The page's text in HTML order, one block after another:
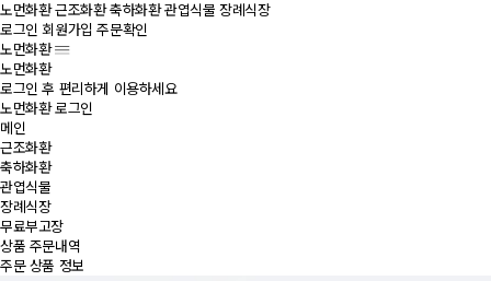
노먼화환근조화환축하화환관엽식물 장례식장
로그인 회원가입 주문확인
노먼화환
노먼화환
로그인 후 편리하게 이용하세요
노먼화환 로그인
메인
근조화환
축하화환
관엽식물
장례식장
무료부고장
상품 주문내역
주문 상품 정보